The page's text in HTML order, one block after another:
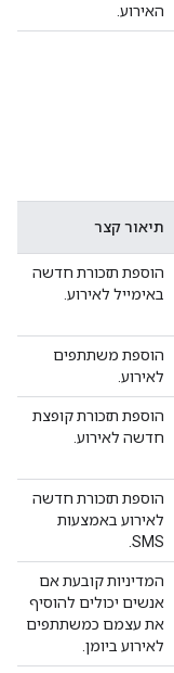
האירוע.
תיאור קצר
הוספת תזכורת חדשה
באימייל לאירוע.
הוספת משתתפים
לאירוע.
הוספת תזכורת קופצת
חדשה לאירוע.
הוספת תזכורת חדשה
לאירוע באמצעות
SMS.
המדיניות קובעת אם
אנשים יכולים להוסיף
את עצמם כמשתתפים
לאירוע ביומן.